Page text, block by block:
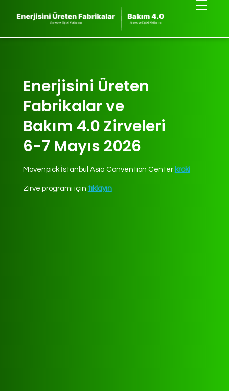
Enerjisini Üreten
Fabrikalar ve
Bakım 4.0 Zirveleri
6-7 Mayıs 2026
Mövenpick İstanbul Asia Convention Center kroki
Zirve programı için tıklayın